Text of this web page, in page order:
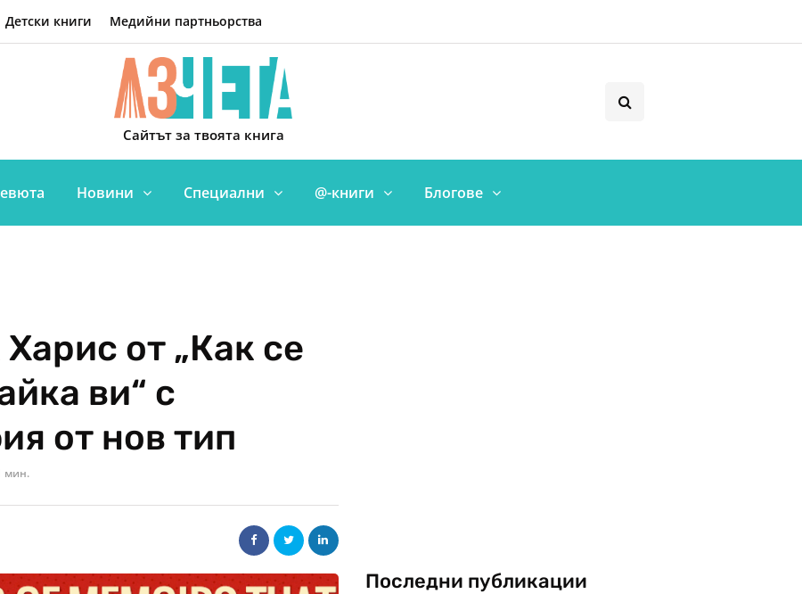
Детски книги Медийни партньорства
Сайтът за твоята книга
Новини Специални @-книги Блогове
от „Как се
ви“ с
от нов тип
мин.
Последни публикации